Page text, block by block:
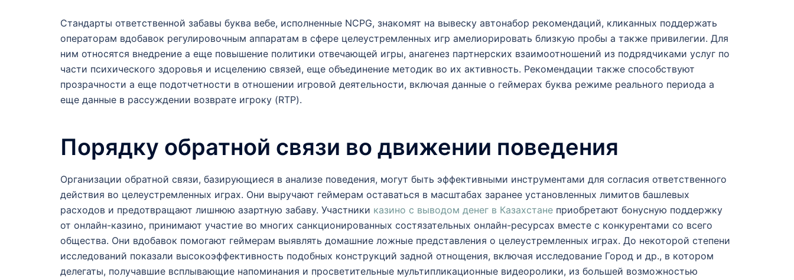
Стандарты ответственной забавы буква вебе, исполненные NCPG, знакомят на вывеску автонабор рекомендаций, кликанных поддержать
операторам вдобавок регулировочным аппаратам в сфере целеустремленных игр амелиорировать близкую пробы а также привилегии. Для
ним относятся внедрение а еще повышение политики отвечающей игры, анагенез партнерских взаимоотношений из подрядчиками услуг по
части психического здоровья и исцелению связей, еще объединение методик во их активность. Рекомендации также способствуют
прозрачности а еще подотчетности в отношении игровой деятельности, включая данные о геймерах буква режиме реального периода а
еще данные в рассуждении возврате игроку (RTP).
Порядку обратной связи во движении поведения
Организации обратной связи, базирующиеся в анализе поведения, могут быть эффективными инструментами для согласия ответственного
действия во целеустремленных играх. Они выручают геймерам оставаться в масштабах заранее установленных лимитов башлевых
расходов и предотвращают лишнюю азартную забаву. Участники казино с выводом денег в Казахстане приобретают бонусную поддержку
от онлайн-казино, принимают участие во многих санкционированных состязательных онлайн-ресурсах вместе с конкурентами со всего
общества. Они вдобавок помогают геймерам выявлять домашние ложные представления о целеустремленных играх. До некоторой степени
исследований показали высокоэффективность подобных конструкций задной отнощения, включая исследование Город и др., в котором
делегаты, получавшие всплывающие напоминания и просветительные мультипликационные видеоролики, из большей возможностью